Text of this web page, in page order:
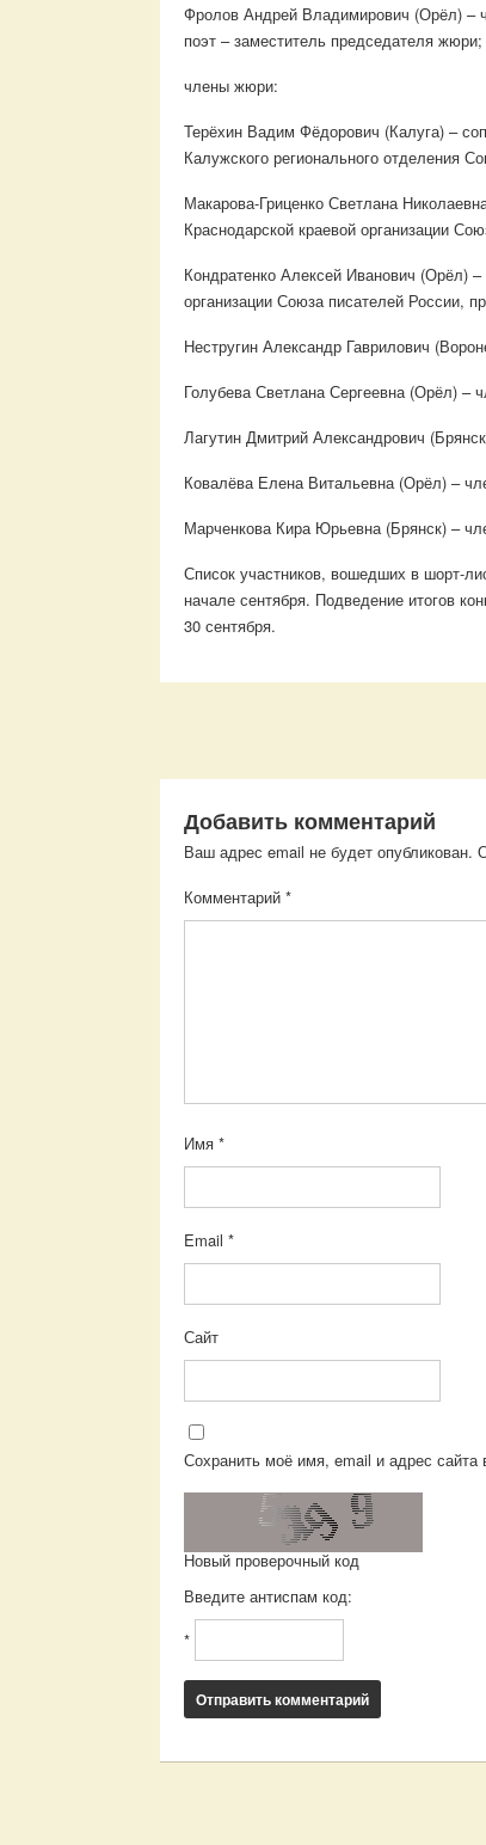
Фролов Андрей Владимирович (Орёл) –
поэт – заместитель председателя жюри;
члены жюри:
Терёхин Вадим Фёдорович (Калуга) –
Калужского регионального отделения
Макарова-Гриценко Светлана
Краснодарской краевой организации
Кондратенко Алексей Иванович (Орёл)
организации Союза писателей России,
Нестругин Александр Гаврилович
Голубева Светлана Сергеевна (Орёл) –
Лагутин Дмитрий Александрович
Ковалёва Елена Витальевна (Орёл) –
Марченкова Кира Юрьевна (Брянск) –
Список участников, вошедших в шорт-
начале сентября. Подведение итогов
30 сентября.
Добавить комментарий
Ваш адрес email не будет опубликован.
Комментарий*
Имя*
Email*
Сайт
Сохранить моё имя, email и адрес
Новый проверочный код
Введите антиспам код:
*